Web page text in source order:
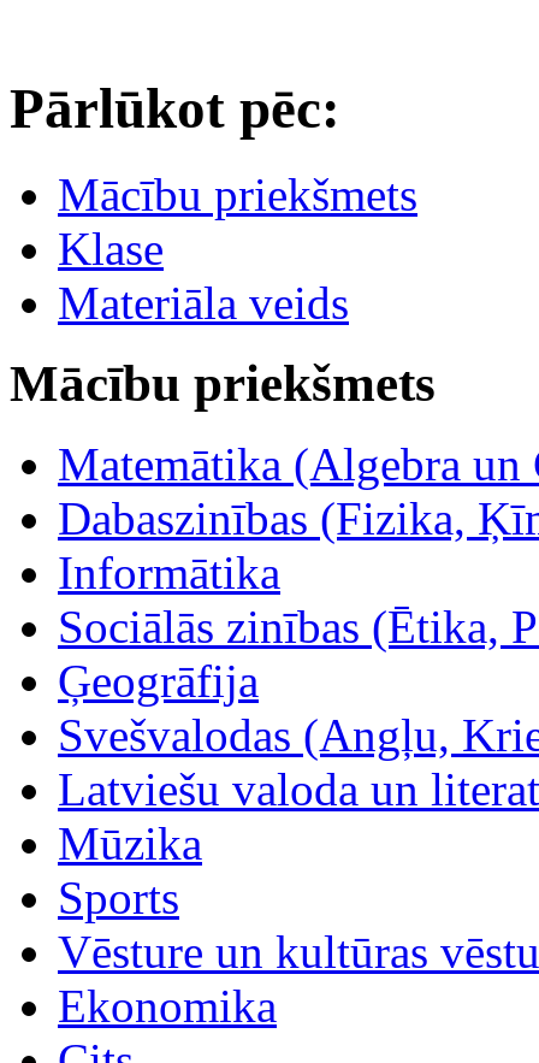
Pārlūkot pēc:
Mācību priekšmets
Klase
Materiāla veids
Mācību priekšmets
Matemātika (Algebra un
Dabaszinības (Fizika,
Informātika
Sociālās zinības (Ētika,
Ģeogrāfija
Svešvalodas (Angļu,
Latviešu valoda un
Mūzika
Sports
Vēsture un kultūras
Ekonomika